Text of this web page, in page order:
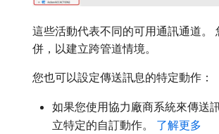
這些活動代表不同的可用通訊通道。
併，以建立跨管道情境。
您也可以設定傳送訊息的特定動作：
如果您使用協力廠商系統來傳送
立特定的自訂動作。 了解更多